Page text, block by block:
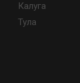
Калуга
Тула